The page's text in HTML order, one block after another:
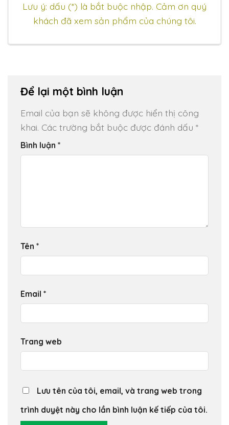
Lưu ý: dấu (*) là bắt buộc nhập. Cảm ơn quý
khách đã xem sản phẩm của chúng tôi.
Để lại một bình luận
Email của bạn sẽ không được hiển thị công
khai. Các trường bắt buộc được đánh dấu *
Bình luận *
Tên *
Email *
Trang web
Lưu tên của tôi, email, và trang web trong
trình duyệt này cho lần bình luận kế tiếp của tôi.